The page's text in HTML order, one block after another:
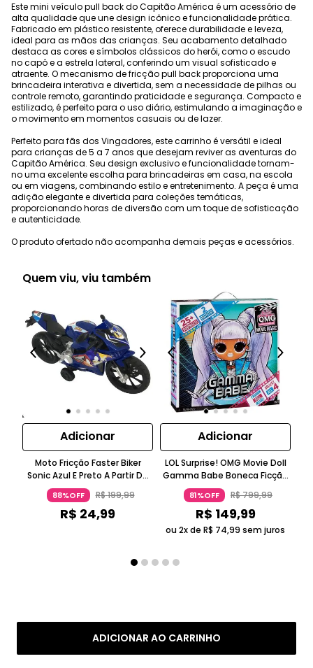
ADICIONAR AO CARRINHO
Este mini veículo pull back do Capitão América é um acessório de
alta qualidade que une design icônico e funcionalidade prática.
Fabricado em plástico resistente, oferece durabilidade e leveza,
ideal para as mãos das crianças. Seu acabamento detalhado
destaca as cores e símbolos clássicos do herói, como o escudo
no capô e a estrela lateral, conferindo um visual sofisticado e
atraente. O mecanismo de fricção pull back proporciona uma
brincadeira interativa e divertida, sem a necessidade de pilhas ou
controle remoto, garantindo praticidade e segurança. Compacto e
estilizado, é perfeito para o uso diário, estimulando a imaginação e
o movimento em momentos casuais ou de lazer.
Perfeito para fãs dos Vingadores, este carrinho é versátil e ideal
para crianças de 5 a 7 anos que desejam reviver as aventuras do
Capitão América. Seu design exclusivo e funcionalidade tornam-
no uma excelente escolha para brincadeiras em casa, na escola
ou em viagens, combinando estilo e entretenimento. A peça é uma
adição elegante e divertida para coleções temáticas,
proporcionando horas de diversão com um toque de sofisticação
e autenticidade.
O produto ofertado não acompanha demais peças e acessórios.
Quem viu, viu também
Adicionar
Moto Fricção Faster Biker
Sonic Azul E Preto A Partir De
Três Anos Candide
88%OFF R$199,99
R$ 24,99
Adicionar
LOL Surprise! OMG Movie Doll
Gamma Babe Boneca Ficção
Científica Roxo Metálico 5-7
Anos Candide
81%OFF R$799,99
R$ 149,99
ou 2x de R$ 74,99 sem juros